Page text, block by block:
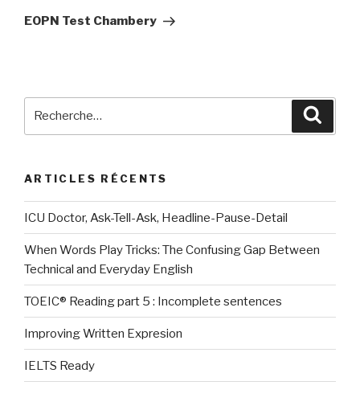
suivant
EOPN Test Chambery
ARTICLES RÉCENTS
ICU Doctor, Ask-Tell-Ask, Headline-Pause-Detail
When Words Play Tricks: The Confusing Gap Between
Technical and Everyday English
TOEIC® Reading part 5 : Incomplete sentences
Improving Written Expresion
IELTS Ready